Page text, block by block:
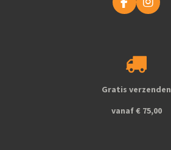
F
a
o
o
I
n
m
Gratis verzenden
vanaf € 75,00